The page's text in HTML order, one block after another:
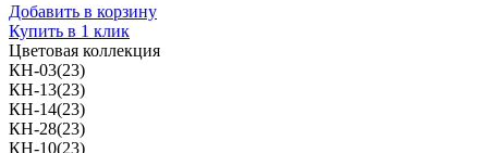
Добавить в корзину
Купить в 1 клик
Цветовая коллекция
КН-03(23)
КН-13(23)
КН-14(23)
КН-28(23)
КН-10(23)